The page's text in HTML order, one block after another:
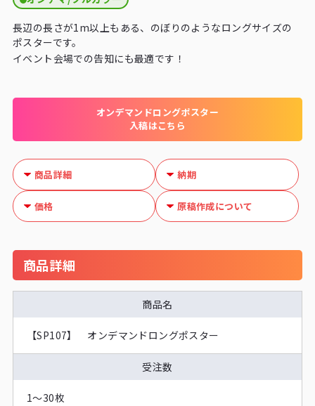
長辺の長さが1m以上もある、のぼりのようなロングサイズの
ポスターです。
イベント会場での告知にも最適です！
オンデマンドロングポスター
入稿はこちら
商品詳細 納期
価格 原稿作成について
商品詳細
商品名
【SP107】 オンデマンドロングポスター
受注数
1～30枚